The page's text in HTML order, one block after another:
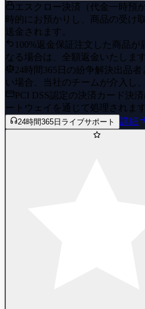
エスクロー決済（代金一時預か
時的にお預かりし、商品の受け
送金されます。
100%返金保証 注文した商品が
なる場合は、全額返金いたします
24時間365日の紛争解決出品者
い場合、当社のチームが介入し
PCI DSS認定の決済 カード決
ートウェイを通じて処理されます
24時間365日ライブサポート 詳細